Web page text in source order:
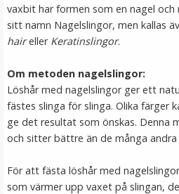
Tejp till löshår
★★★
149 kr
LÄGG I
vaxbit har formen som en nagel
sitt namn Nagelslingor, men kallas
haireller Keratinslingor.
Om metoden nagelslingor:
Löshår med nagelslingor ger ett
fästes slinga för slinga. Olika färger
ge det resultat som önskas. Denna
och sitter bättre än de många
För att fästa löshår med
som värmer upp vaxet på slingan,